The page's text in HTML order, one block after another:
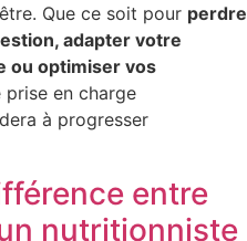
Que ce soit pour perdre
adapter votre
ou optimiser vos
prise en charge
à progresser
entre
nutritionniste